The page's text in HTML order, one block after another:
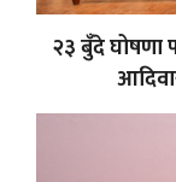
२३ बुँदे घोषणा